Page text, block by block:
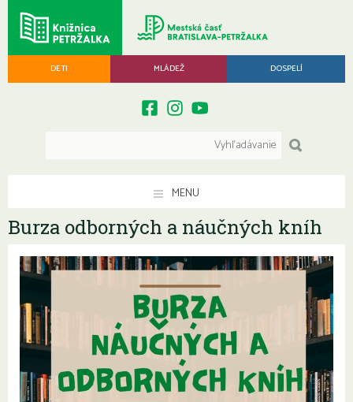
DETI MLÁDEŽ DOSPELÍ
MENU
Burza odborných a náučných kníh